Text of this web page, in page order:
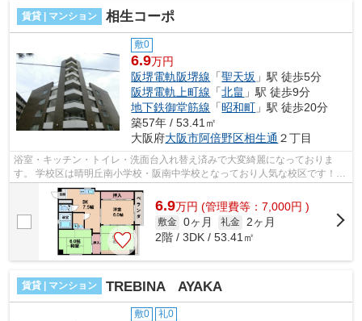
賃貸 | マンション 相生コーポ
敷0
6.9万円
阪堺電軌阪堺線 「聖天坂 」駅 徒歩5分
阪堺電軌上町線 「北畠 」駅 徒歩9分
地下鉄御堂筋線 「昭和町 」駅 徒歩20分
築57年 / 53.41㎡
大阪府大阪市阿倍野区相生通 ２丁目
浴室・キッチン・トイレ・洗面台入れ替え済みで大変綺麗になっておりま
す。 学校区は晴明丘南小学校・阪南中学校となっており人気な校区です！近
くにスーパーもありお買い物も便利で...
6.9万円 (管理費等：7,000円 )
敷金 0ヶ月 礼金
2ヶ月
2階 / 3DK / 53.41㎡
賃貸 | マンション TREBINA AYAKA
敷0 礼0